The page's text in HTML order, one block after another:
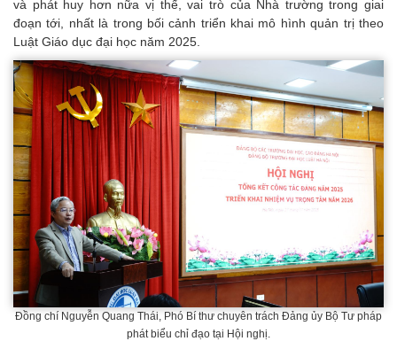
và phát huy hơn nữa vị thế, vai trò của Nhà trường trong giai
đoạn tới, nhất là trong bối cảnh triển khai mô hình quản trị theo
Luật Giáo dục đại học năm 2025.
Đồng chí Nguyễn Quang Thái, Phó Bí thư chuyên trách Đảng ủy Bộ Tư pháp
phát biểu chỉ đạo tại Hội nghị.